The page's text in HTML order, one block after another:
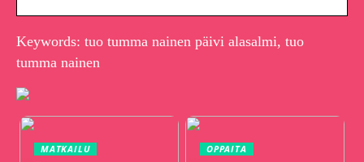
Keywords: tuo tumma nainen päivi alasalmi, tuo
tumma nainen
MATKAILU OPPAITA